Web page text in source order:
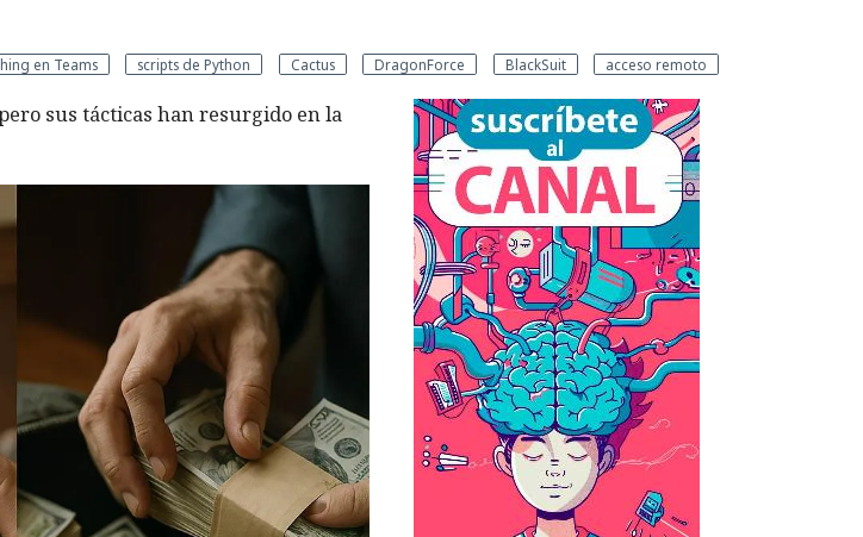
en Teams scripts de Python Cactus DragonForce BlackSuit acceso remoto
sus tácticas han resurgido en la